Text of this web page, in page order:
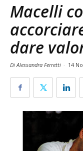
Macelli
dare
Di Alessandra Ferretti - 14